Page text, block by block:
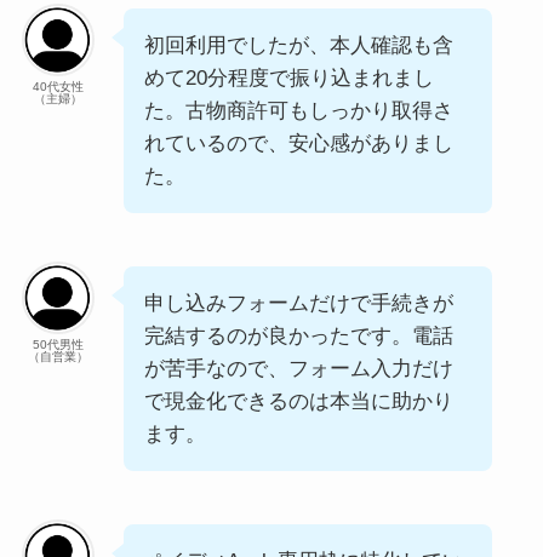
40代女性
（主婦）
初回利用でしたが、本人確認も含
めて20分程度で振り込まれまし
た。古物商許可もしっかり取得さ
れているので、安心感がありまし
た。
50代男性
（自営業）
申し込みフォームだけで手続きが
完結するのが良かったです。電話
が苦手なので、フォーム入力だけ
で現金化できるのは本当に助かり
ます。